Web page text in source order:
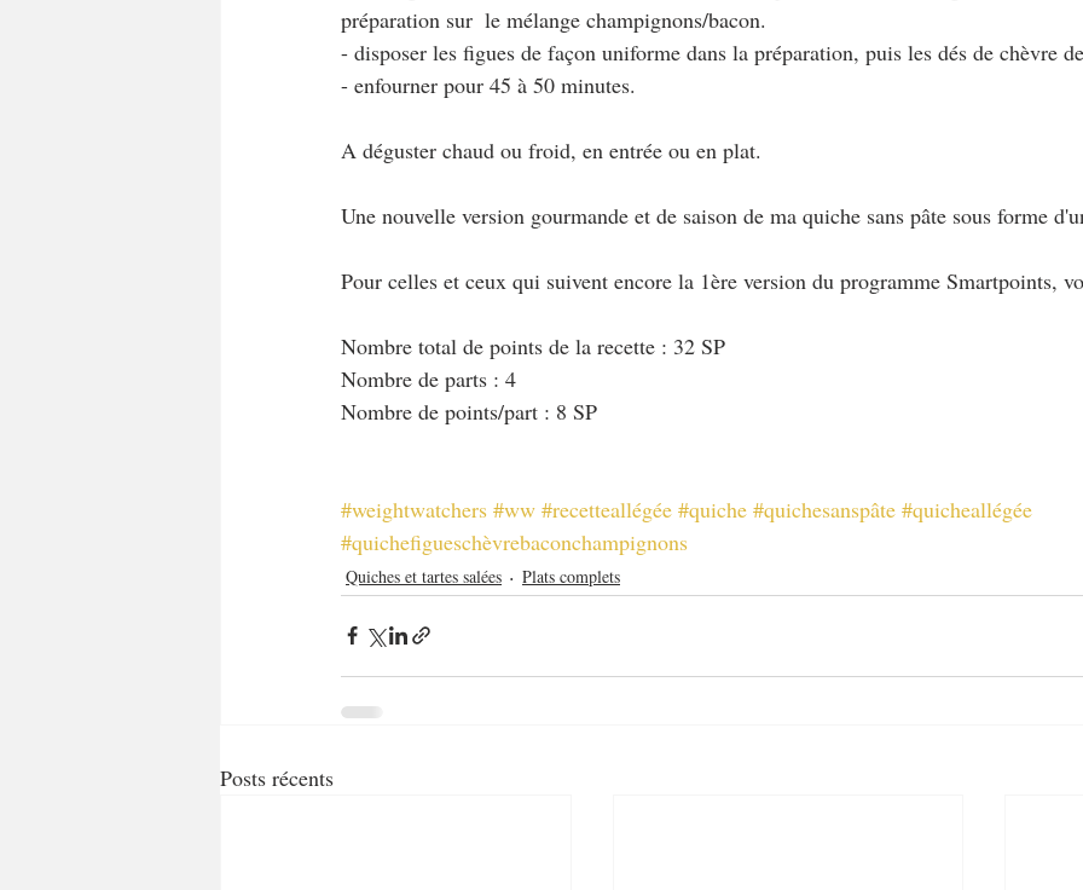
préparation sur  le mélange champignons/bacon.
- disposer les figues de façon uniforme dans la préparation, puis les dés de chèvre
- enfourner pour 45 à 50 minutes.
A déguster chaud ou froid, en entrée ou en plat.
Une nouvelle version gourmande et de saison de ma quiche sans pâte sous forme
Pour celles et ceux qui suivent encore la 1ère version du programme Smartpoints,
Nombre total de points de la recette : 32 SP
Nombre de parts : 4
Nombre de points/part : 8 SP
#weightwatchers #ww #recetteallégée #quiche #quichesanspâte #quicheallégée
#quichefigueschèvrebaconchampignons
Quiches et tartes salées Plats complets
Posts récents